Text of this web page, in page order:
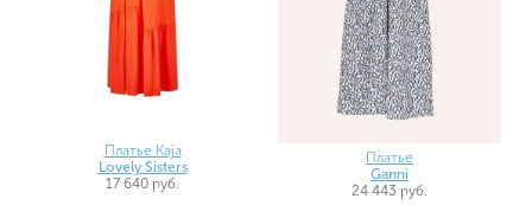
Платье Kaja
Lovely Sisters
17 640 руб.
Платье
Ganni
24 443 руб.